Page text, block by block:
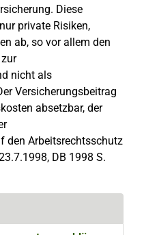
Diese
private Risiken,
ab, so vor allem den
nicht als
Versicherungsbeitrag
absetzbar, der
den Arbeitsrechtsschutz
DB 1998 S.